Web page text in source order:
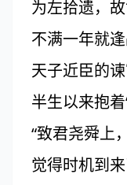
为左拾遗，
不满一年就
天子近臣的
半生以来抱
“致君尧舜上
觉得时机到